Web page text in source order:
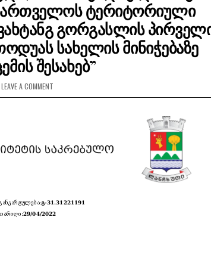
ტერიტორიული
გორგასლის
სახელის მინიჭებაზე
შესახებ”
LEAVE A COMMENT